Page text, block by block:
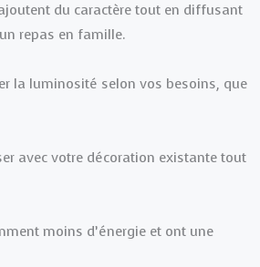
du caractère tout en diffusant
repas en famille.
la luminosité selon vos besoins, que
avec votre décoration existante tout
moins d’énergie et ont une